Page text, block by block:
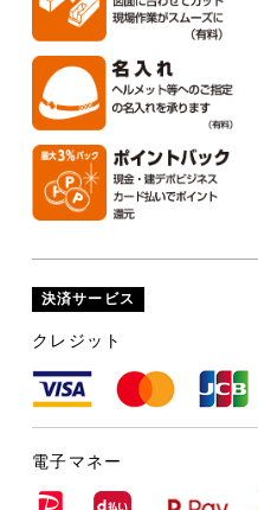
決済サービス
クレジット
電子マネー